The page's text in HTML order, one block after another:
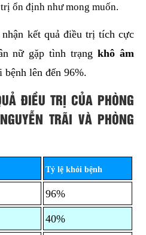
ổn định như mong muốn.
kết quả điều trị tích cực
nữ gặp tình trạngkhô âm
lên đến 96%.
ĐIỀU TRỊ CỦA PHÒNG
TRÃI VÀ PHÒNG
Tỷ lệ khỏi bệnh
96%
40%